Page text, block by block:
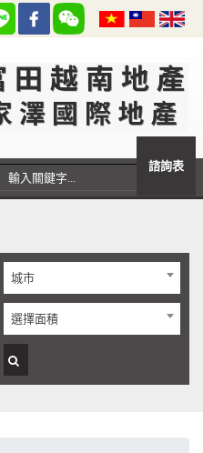
城市
選擇面積
諮詢表